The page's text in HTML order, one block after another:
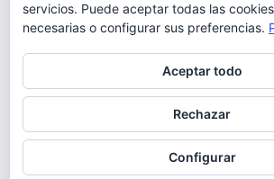
servicios. Puede aceptar todas las
necesarias o configurar sus preferencias.
Aceptar todo
Rechazar
Configurar
Para obtener más información, incluido cómo